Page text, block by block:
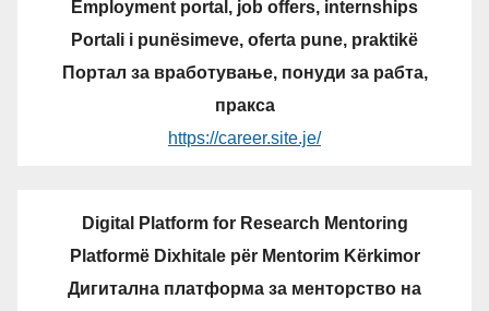
Employment portal, job offers, internships
Portali i punësimeve, oferta pune, praktikë
Портал за вработување, понуди за рабта,
пракса
https://career.site.je/
Digital Platform for Research Mentoring
Platformë Dixhitale për Mentorim Kërkimor
Дигитална платформа за менторство на